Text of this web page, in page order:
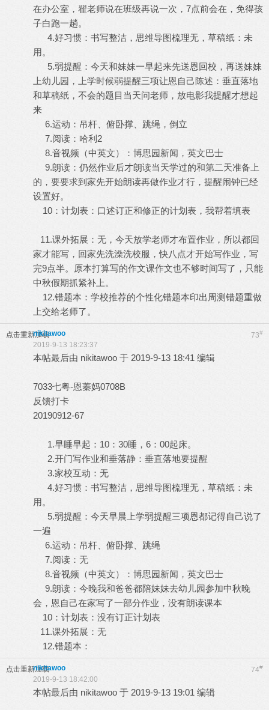
在办公室，翟老师说在班级再说一次，7点前会在，免得孩
子白跑一趟。
4.好习惯：书写整洁，思维导图梳理无，草稿纸：未
用。
5.弱提醒：今天和妹妹一早起来先送恩回校，再送妹妹
上幼儿园，上学时候弱提醒三项让恩自己陈述：垂直落地
和草稿纸，不会的题目当天问老师，放电影我提醒才想起
来
6.运动：吊杆、俯卧撑、跳绳，倒立
7.阅读：哈利2
8.音视频（中英文）：博思园新闻，英文巴士
9.朗读：仍然作业后才朗读当天学过的和第二天准备上
的，要要求到家先开始朗读再做作业才行，提醒闹钟已经
设置好。
10：计划表：口述订正和修正的计划表，我帮着填表
11.课外拓展：无，今天放学老师才布置作业，所以都回
家才能写，回家先洗澡洗校服，快八点才开始写作业，写
完9点半。原本打算写的作文课作文也不够时间写了，只能
中秋假期抓紧补上。
12.错题本：学校推荐的个性化错题本印出周测错题重做
上交给老师了。
点击重新加载 73#
nikitawoo
2019-9-13 18:23:37
本帖最后由 nikitawoo 于 2019-9-13 18:41 编辑
7033七粤-恩蓁妈0708B
反馈打卡
20190912-67
1.早睡早起：10：30睡，6：00起床。
2.开门写作业和垂落静：垂直落地要提醒
3.家校互动：无
4.好习惯：书写整洁，思维导图梳理无，草稿纸：未
用。
5.弱提醒：今天早晨上学弱提醒三项恩都记得自己说了
一遍
6.运动：吊杆、俯卧撑、跳绳
7.阅读：无
8.音视频（中英文）：博思园新闻，英文巴士
9.朗读：今晚我和爸爸都陪妹妹去幼儿园参加中秋晚
会，恩自己在家写了一部分作业，没有朗读课本
10：计划表：没有订正计划表
11.课外拓展：无
12.错题本：
点击重新加载 74#
nikitawoo
2019-9-13 18:42:00
本帖最后由 nikitawoo 于 2019-9-13 19:01 编辑